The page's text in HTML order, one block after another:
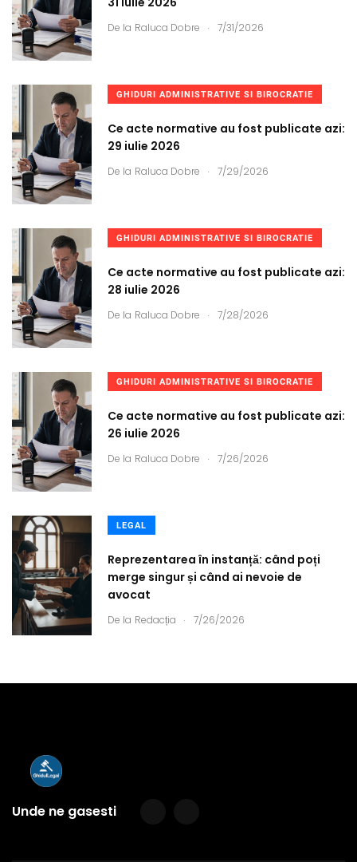
De la Raluca Dobre . 7/31/2026
GHIDURI ADMINISTRATIVE SI BIROCRATIE
Ce acte normative au fost publicate azi:
29 iulie 2026
De la Raluca Dobre . 7/29/2026
GHIDURI ADMINISTRATIVE SI BIROCRATIE
Ce acte normative au fost publicate azi:
28 iulie 2026
De la Raluca Dobre . 7/28/2026
GHIDURI ADMINISTRATIVE SI BIROCRATIE
Ce acte normative au fost publicate azi:
26 iulie 2026
De la Raluca Dobre . 7/26/2026
LEGAL
Reprezentarea în instanță: când poți
merge singur și când ai nevoie de
avocat
De la Redacția . 7/26/2026
Unde ne gasesti